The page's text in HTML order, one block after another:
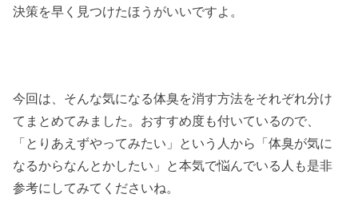
決策を早く見つけたほうがいいですよ。
今回は、そんな気になる体臭を消す方法をそれぞれ分け
てまとめてみました。おすすめ度も付いているので、
「とりあえずやってみたい」という人から「体臭が気に
なるからなんとかしたい」と本気で悩んでいる人も是非
参考にしてみてくださいね。